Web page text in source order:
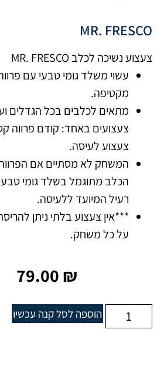
MR. FRESCO
צעצוע נשיכה לכלב MR. FRESCO
עשוי משלד גומי טבעי עם
מקטיפה.
מתאים לכלבים בכל הגדלים
צעצועים באחד: קודם פרווה
צעצוע לעיסה.
המשחק לא מסתיים אם
הכלב מתוגמל בשלד גומי
רעיל המיועד ללעיסה.
***אין צעצוע בלתי ניתן
על כל משחק.
79.00 ₪
הוספה לסלקנה עכשיו